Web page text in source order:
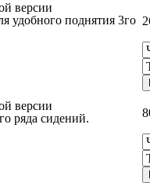
версии
удобного поднятия 3го
версии
ряда сидений.